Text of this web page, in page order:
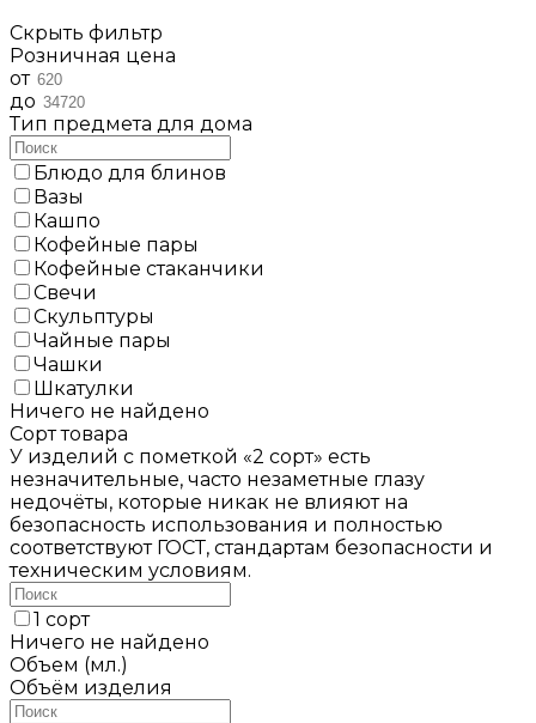
Скрыть фильтр
Розничная цена
от
до
Тип предмета для дома
Блюдо для блинов
Вазы
Кашпо
Кофейные пары
Кофейные стаканчики
Свечи
Скульптуры
Чайные пары
Чашки
Шкатулки
Ничего не найдено
Сорт товара
У изделий с пометкой «2 сорт» есть
незначительные, часто незаметные глазу
недочёты, которые никак не влияют на
безопасность использования и полностью
соответствуют ГОСТ, стандартам безопасности и
техническим условиям.
1 сорт
Ничего не найдено
Объем (мл.)
Объём изделия